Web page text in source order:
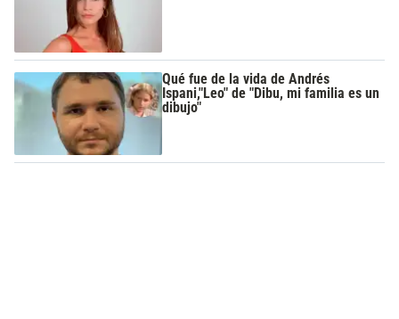
Qué fue de la vida de Andrés
Ispani,"Leo" de "Dibu, mi familia es un
dibujo"